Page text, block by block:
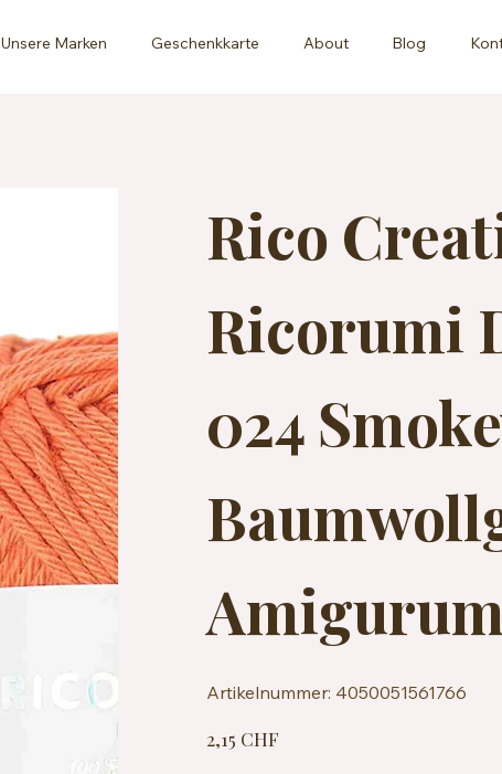
Unsere Marken Geschenkkarte About Blog
Rico
Ricorumi
024
Artikelnummer: 4050051561766
4050051561766
2,15 CHF